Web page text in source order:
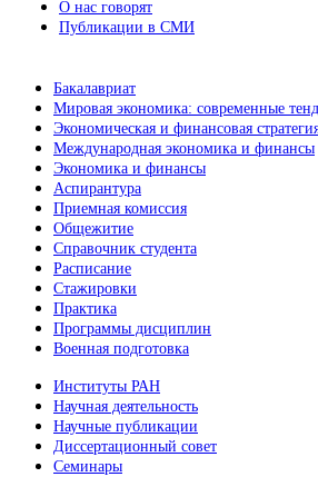
О нас говорят
Публикации в СМИ
Бакалавриат
Мировая экономика: современные
Экономическая и финансовая
Международная экономика и финансы
Экономика и финансы
Аспирантура
Приемная комиссия
Общежитие
Справочник студента
Расписание
Стажировки
Практика
Программы дисциплин
Военная подготовка
Институты РАН
Научная деятельность
Научные публикации
Диссертационный совет
Семинары